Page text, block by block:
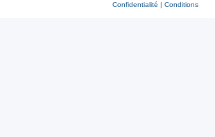
Confidentialité | Conditions